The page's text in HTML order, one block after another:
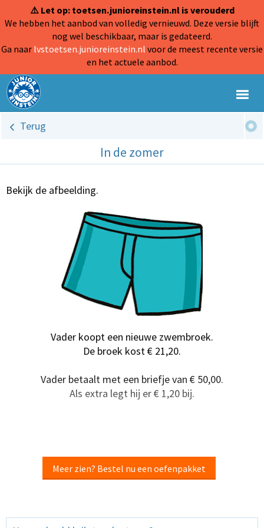
⚠️ Let op: toetsen.junioreinstein.nl is verouderd
We hebben het aanbod van volledig vernieuwd. Deze versie blijft
nog wel beschikbaar, maar is gedateerd.
Ga naar lvstoetsen.junioreinstein.nl voor de meest recente versie
en het actuele aanbod.
Terug
In de zomer
Bekijk de afbeelding.
Vader koopt een nieuwe zwembroek.
De broek kost € 21,20.
Vader betaalt met een briefje van € 50,00.
Als extra legt hij er € 1,20 bij.
Meer zien? Bestel nu een oefenpakket